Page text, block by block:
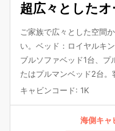
超広々とした
ご家族で広々とした空間
い。ベッド：ロイヤルキ
ブルソファベッド1台、プ
たはプルマンベッド2台。
キャビンコード: 1K
海側キャ